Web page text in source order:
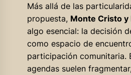
Más allá de las
propuesta, Monte Cristo y
algo esencial: la decisión
como espacio de
participación comunitaria.
agendas suelen